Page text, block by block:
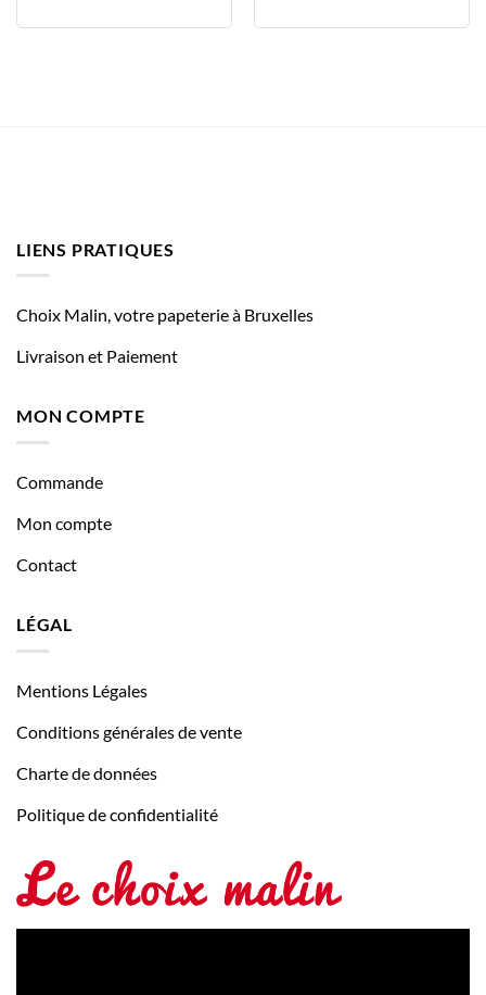
LIENS PRATIQUES
Choix Malin, votre papeterie à Bruxelles
Livraison et Paiement
MON COMPTE
Commande
Mon compte
Contact
LÉGAL
Mentions Légales
Conditions générales de vente
Charte de données
Politique de confidentialité